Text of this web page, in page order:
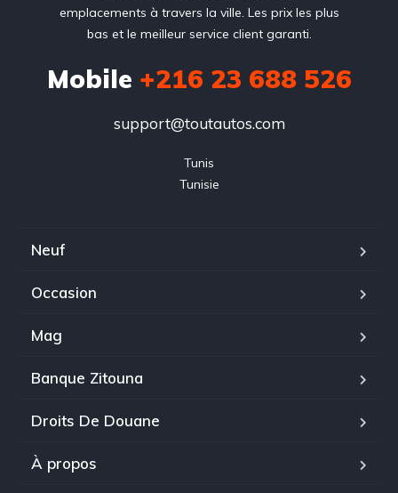
emplacements à travers la ville. Les prix les plus
bas et le meilleur service client garanti.
Mobile +216 23 688 526
support@toutautos.com
Tunis
Tunisie
Neuf
Occasion
Mag
Banque Zitouna
Droits De Douane
À propos